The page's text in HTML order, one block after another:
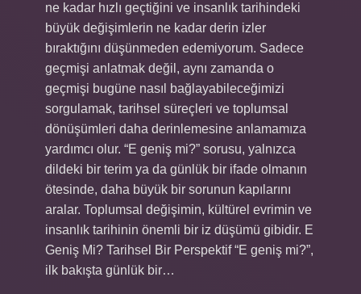
ne kadar hızlı geçtiğini ve insanlık tarihindeki
büyük değişimlerin ne kadar derin izler
bıraktığını düşünmeden edemiyorum. Sadece
geçmişi anlatmak değil, aynı zamanda o
geçmişi bugüne nasıl bağlayabileceğimizi
sorgulamak, tarihsel süreçleri ve toplumsal
dönüşümleri daha derinlemesine anlamamıza
yardımcı olur. “E geniş mi?” sorusu, yalnızca
dildeki bir terim ya da günlük bir ifade olmanın
ötesinde, daha büyük bir sorunun kapılarını
aralar. Toplumsal değişimin, kültürel evrimin ve
insanlık tarihinin önemli bir iz düşümü gibidir. E
Geniş Mi? Tarihsel Bir Perspektif “E geniş mi?”,
ilk bakışta günlük bir…